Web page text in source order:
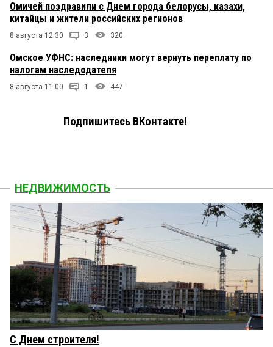
Омичей поздравили с Днем города белорусы, казахи,
китайцы и жители российских регионов
8 августа 12:30 3 320
Омское УФНС: наследники могут вернуть переплату по
налогам наследодателя
8 августа 11:00 1 447
Подпишитесь ВКонтакте!
НЕДВИЖИМОСТЬ
С Днем строителя!